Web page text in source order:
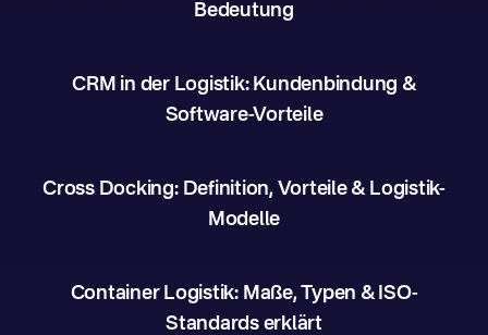
Bedeutung
CRM in der Logistik: Kundenbindung &
Software-Vorteile
Cross Docking: Definition, Vorteile & Logistik-
Modelle
Container Logistik: Maße, Typen & ISO-
Standards erklärt